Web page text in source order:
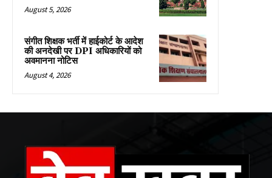
August 5, 2026
संगीत शिक्षक भर्ती में हाईकोर्ट के आदेश
की अनदेखी पर DPI अधिकारियों को
अवमानना नोटिस
August 4, 2026